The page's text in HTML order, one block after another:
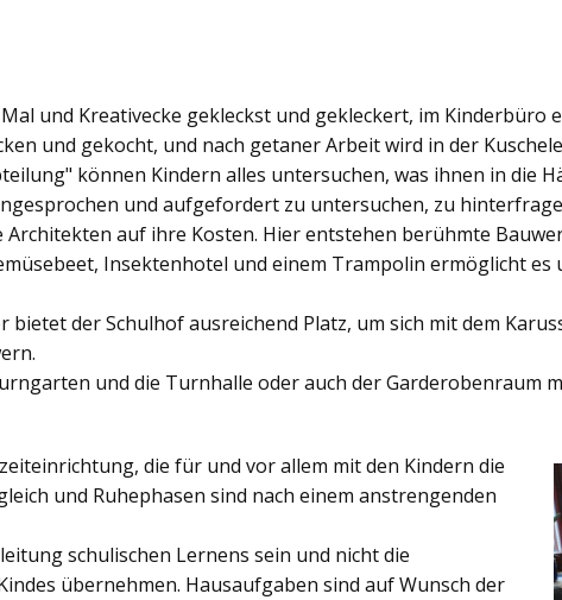
und Kreativecke gekleckst und gekleckert, im Kinderbüro
und gekocht, und nach getaner Arbeit wird in der
können Kindern alles untersuchen, was ihnen in die
und aufgefordert zu untersuchen, zu
Architekten auf ihre Kosten. Hier entstehen berühmte
Insektenhotel und einem Trampolin ermöglicht
bietet derSchulhofausreichend Platz, um sich mit dem
und die Turnhalle oder auch derGarderobenraum
die für und vor allem mit den Kindern die
und Ruhephasen sind nach einem anstrengenden
schulischen Lernens sein und nicht die
übernehmen. Hausaufgaben sind auf Wunsch der